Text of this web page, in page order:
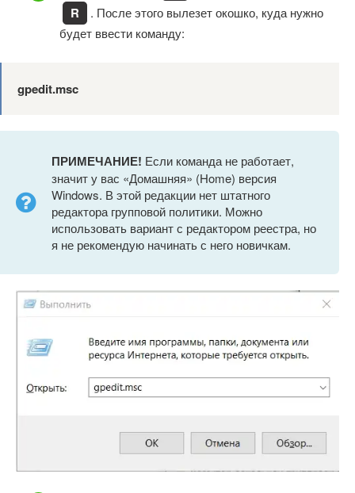
R
. После этого вылезет окошко, куда нужно
будет ввести команду:
gpedit.msc
ПРИМЕЧАНИЕ! Если команда не работает,
значит у вас «Домашняя» (Home) версия
Windows. В этой редакции нет штатного
редактора групповой политики. Можно
использовать вариант с редактором реестра, но
я не рекомендую начинать с него новичкам.